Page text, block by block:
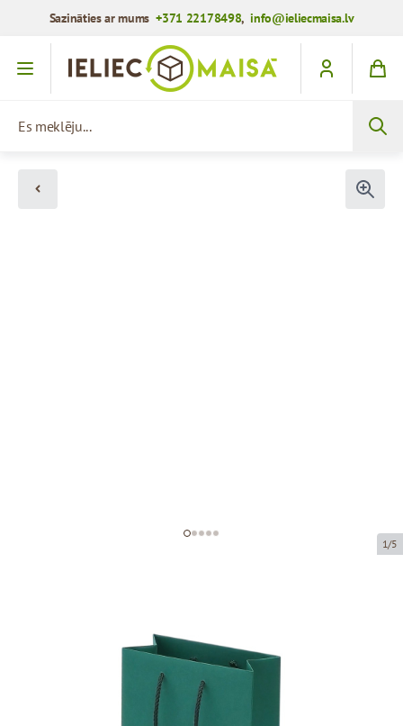
Sazināties ar mums+371 22178498,info@ieliecmaisa.lv
Iet uz saturu
1/5